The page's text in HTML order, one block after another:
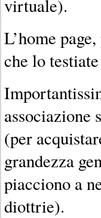
virtuale).
L’home
che lo
associazione
(per
grandezza
piacciono a
diottrie).